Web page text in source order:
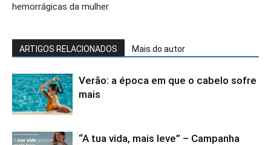
hemorrágicas da mulher
ARTIGOS RELACIONADOS Mais do autor
Verão: a época em que o cabelo sofre
mais
“A tua vida, mais leve” – Campanha